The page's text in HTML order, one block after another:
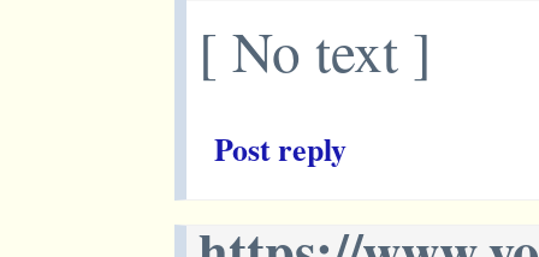
[ No text ]
Post reply